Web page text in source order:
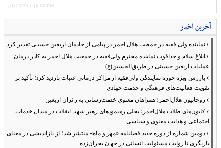
7/15/2020 1:40:00 PM
آخرین اخبار
› نماینده ولی فقیه در جمعیت هلال احمر در پیامی از خادمان اربعین حسینی تقدیر کرد
› ابلاغ سلام و خداقوت نماینده محترم ولی‌فقیه در جمعیت هلال احمر به کادر درمان
عملیات اربعین حسینی در طریق‌الحسین(ع)
› بازرس ویژه حوزه نمایندگی ولی‌فقیه از مراکز درمانی عتبات بازدید کرد؛ تأکید بر
تقویت فعالیت‌های فرهنگی و خدمت جهادی
› روحانیون هلال‌احمر؛ همراهان معنوی خدمت‌رسانی به زائران اربعین
› کانون‌های طلاب هلال‌احمر؛ تجلی رهنمودهای رهبر شهید انقلاب در میدان خدمات
اجتماعی و هدایت معنوی و سیاسی
› دومین شماره از دوره جدید فصلنامه «مهر و ماه» منتشر شد؛ از بازاندیشی در معنای
یاریگری تا روایت مسئولیت انسانی در جهان بحران‌زده